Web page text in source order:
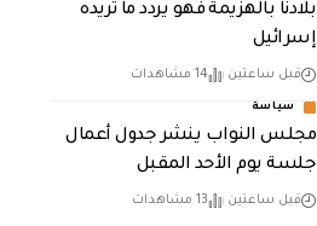
بلادنا بالهزيمة فهو يردد ما تريده
إسرائيل
قبل ساعتين 14 مشاهدات
سياسة
مجلس النواب ينشر جدول أعمال
جلسة يوم الأحد المقبل
قبل ساعتين 13 مشاهدات